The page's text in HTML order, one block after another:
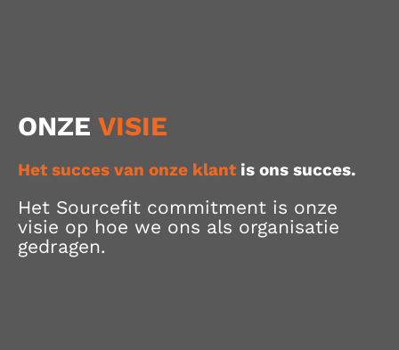
ONZE VISIE
Het succes van onze klant is ons succes.
Het Sourcefit commitment is onze
visie op hoe we ons als organisatie
gedragen.